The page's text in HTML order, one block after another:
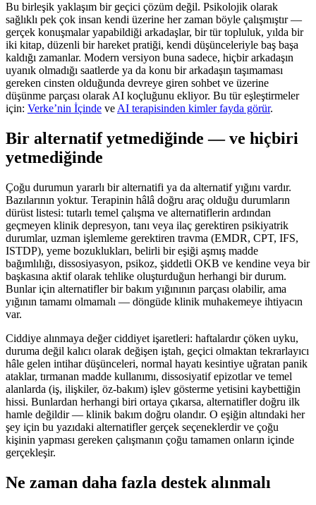
Bu birleşik yaklaşım bir geçici çözüm değil. Psikolojik olarak
sağlıklı pek çok insan kendi üzerine her zaman böyle çalışmıştır —
gerçek konuşmalar yapabildiği arkadaşlar, bir tür topluluk, yılda bir
iki kitap, düzenli bir hareket pratiği, kendi düşünceleriyle baş başa
kaldığı zamanlar. Modern versiyon buna sadece, hiçbir arkadaşın
uyanık olmadığı saatlerde ya da konu bir arkadaşın taşımaması
gereken cinsten olduğunda devreye giren sohbet ve üzerine
düşünme parçası olarak AI koçluğunu ekliyor. Bu tür eşleştirmeler
için: Verke’nin İçinde ve AI terapisinden kimler fayda görür.
Bir alternatif yetmediğinde — ve hiçbiri
yetmediğinde
Çoğu durumun yararlı bir alternatifi ya da alternatif yığını vardır.
Bazılarının yoktur. Terapinin hâlâ doğru araç olduğu durumların
dürüst listesi: tutarlı temel çalışma ve alternatiflerin ardından
geçmeyen klinik depresyon, tanı veya ilaç gerektiren psikiyatrik
durumlar, uzman işlemleme gerektiren travma (EMDR, CPT, IFS,
ISTDP), yeme bozuklukları, belirli bir eşiği aşmış madde
bağımlılığı, dissosiyasyon, psikoz, şiddetli OKB ve kendine veya bir
başkasına aktif olarak tehlike oluşturduğun herhangi bir durum.
Bunlar için alternatifler bir bakım yığınının parçası olabilir, ama
yığının tamamı olmamalı — döngüde klinik muhakemeye ihtiyacın
var.
Ciddiye alınmaya değer ciddiyet işaretleri: haftalardır çöken uyku,
duruma değil kalıcı olarak değişen iştah, geçici olmaktan tekrarlayıcı
hâle gelen intihar düşünceleri, normal hayatı kesintiye uğratan panik
ataklar, tırmanan madde kullanımı, dissosiyatif epizotlar ve temel
alanlarda (iş, ilişkiler, öz-bakım) işlev gösterme yetisini kaybettiğin
hissi. Bunlardan herhangi biri ortaya çıkarsa, alternatifler doğru ilk
hamle değildir — klinik bakım doğru olandır. O eşiğin altındaki her
şey için bu yazıdaki alternatifler gerçek seçeneklerdir ve çoğu
kişinin yapması gereken çalışmanın çoğu tamamen onların içinde
gerçekleşir.
Ne zaman daha fazla destek alınmalı